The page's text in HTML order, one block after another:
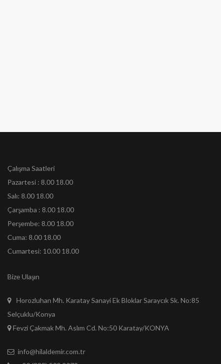
Çalışma Saatleri
Pazartesi : 8.00 18.00
Salı: 8.00 18.00
Çarşamba : 8.00 18.00
Perşembe: 8.00 18.00
Cuma: 8.00 18.00
Cumartesi: 10.00 18.00
Bize Ulaşın
Horozluhan Mh. Karatay Sanayi Ek Bloklar Saraycık Sk. No:85
Selçuklu/Konya
Fevzi Çakmak Mh. Aslım Cd. No:50 Karatay/KONYA
info@hilaldemir.com.tr